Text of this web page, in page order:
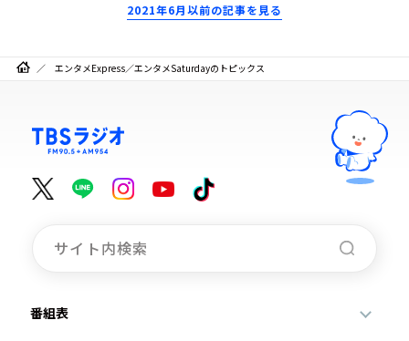
2021年6月以前の記事を見る
エンタメExpress／エンタメSaturdayのトピックス
番組表